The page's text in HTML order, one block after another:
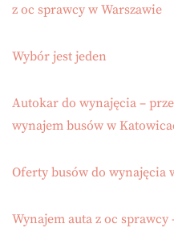
z oc sprawcy w Warszawie
Wybór jest jeden
Autokar do wynajęcia –
wynajem busów w
Oferty busów do
Wynajem auta z oc